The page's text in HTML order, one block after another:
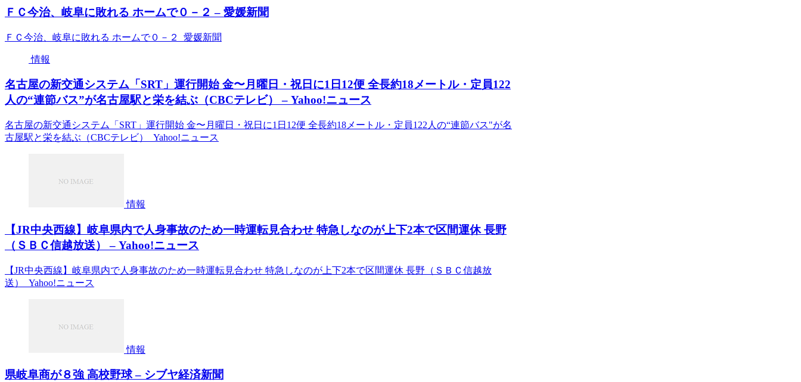
ＦＣ今治、岐阜に敗れる ホームで０－２ – 愛媛新聞
ＦＣ今治、岐阜に敗れる ホームで０－２ 愛媛新聞
情報
名古屋の新交通システム「SRT」運行開始 金〜月曜日・祝日に1日12便 全長約18メートル・定員122
人の“連節バス”が名古屋駅と栄を結ぶ（CBCテレビ） – Yahoo!ニュース
名古屋の新交通システム「SRT」運行開始 金〜月曜日・祝日に1日12便 全長約18メートル・定員122人の“連節バス"が名
古屋駅と栄を結ぶ（CBCテレビ） Yahoo!ニュース
情報
【JR中央西線】岐阜県内で人身事故のため一時運転見合わせ 特急しなのが上下2本で区間運休 長野
（ＳＢＣ信越放送） – Yahoo!ニュース
【JR中央西線】岐阜県内で人身事故のため一時運転見合わせ 特急しなのが上下2本で区間運休 長野（ＳＢＣ信越放
送） Yahoo!ニュース
情報
県岐阜商が８強 高校野球 – シブヤ経済新聞